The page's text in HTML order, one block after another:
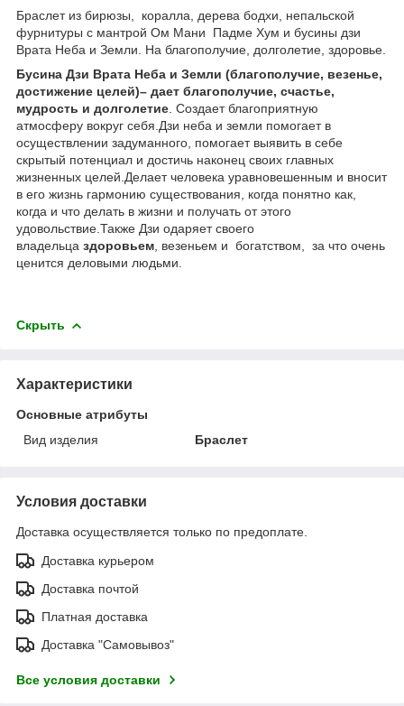
Браслет из бирюзы, коралла, дерева бодхи, непальской
фурнитуры с мантрой Ом Мани Падме Хум и бусины дзи
Врата Неба и Земли. На благополучие, долголетие, здоровье.
Бусина Дзи Врата Неба и Земли (благополучие, везенье,
достижение целей)– дает благополучие, счастье,
мудрость и долголетие . Создает благоприятную
атмосферу вокруг себя.Дзи неба и земли помогает в
осуществлении задуманного, помогает выявить в себе
скрытый потенциал и достичь наконец своих главных
жизненных целей.Делает человека уравновешенным и вносит
в его жизнь гармонию существования, когда понятно как,
когда и что делать в жизни и получать от этого
удовольствие.Также Дзи одаряет своего
владельца здоровьем , везеньем и богатством, за что очень
ценится деловыми людьми.
Скрыть
Характеристики
Основные атрибуты
Вид изделия
Браслет
Условия доставки
Доставка осуществляется только по предоплате.
Доставка курьером
Доставка почтой
Платная доставка
Доставка "Самовывоз"
Все условия доставки